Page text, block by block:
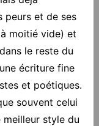
peurs et de ses
moitié vide) et
le reste du
écriture fine
et poétiques.
souvent celui
meilleur style du